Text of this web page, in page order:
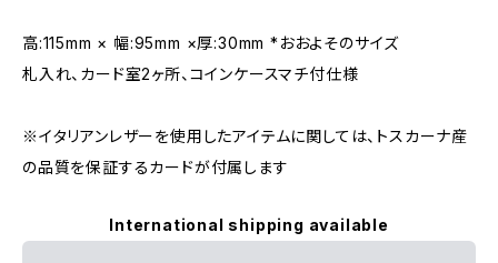
高:115mm × 幅:95mm ×厚:30mm *おおよそのサイズ
札入れ、カード室2ヶ所、コインケースマチ付仕様
※イタリアンレザーを使用したアイテムに関しては、トスカーナ産
の品質を保証するカードが付属します
International shipping available